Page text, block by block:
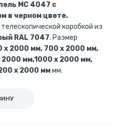
MC 4047 с
в черном цвете.
коробкой из
RAL 7047. Размер
x 2000 мм, 700 x 2000 мм,
мм,1000 x 2000 мм,
x 2000 мммм.